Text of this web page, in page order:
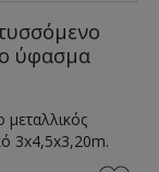
ύφασμα
3x4,5x3,20m.